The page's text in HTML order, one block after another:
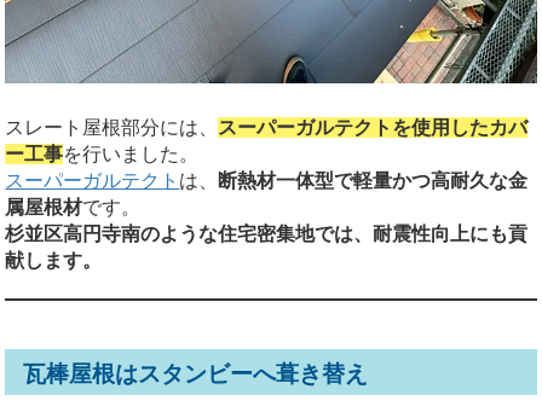
スレート屋根部分には、 スーパーガルテクトを使用したカバ
ー工事を行いました。
スーパーガルテクト は、 断熱材一体型で軽量かつ高耐久な金
属屋根材です。
杉並区高円寺南のような住宅密集地では、耐震性向上にも貢
献します。
瓦棒屋根はスタンビーへ葺き替え